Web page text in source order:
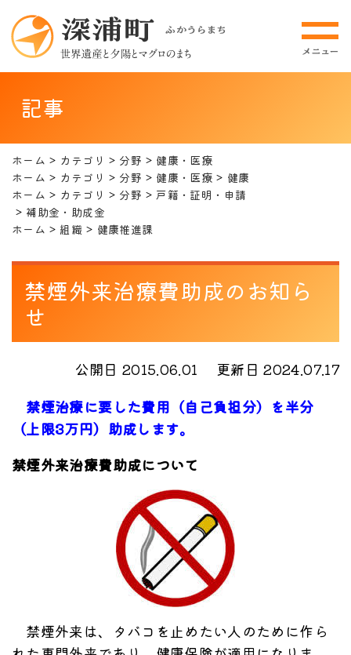
記事
ホーム カテゴリ 分野
健康・医療
ホーム
カテゴリ 分野 健康・医療
健康
ホーム
カテゴリ 分野
戸籍・証明・申請
補助金・助成金
ホーム
組織 健康推進課
禁煙外来治療費助成のお知ら
せ
公開日 2015.06.01
更新日 2024.07.17
禁煙治療に要した費用（自己負担分）を半分
（上限3万円）助成します。
禁煙外来治療費助成について
禁煙外来は、タバコを止めたい人のために作ら